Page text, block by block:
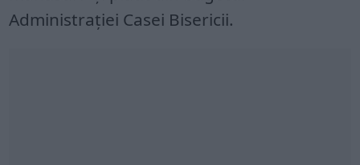
Administrației Casei Bisericii.